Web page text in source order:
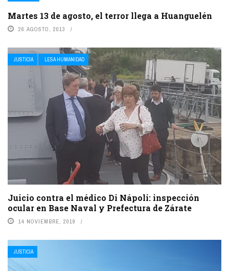
Martes 13 de agosto, el terror llega a Huanguelén
26 AGOSTO, 2013
JUSTICIA LESA HUMANIDAD
Juicio contra el médico Di Nápoli: inspección
ocular en Base Naval y Prefectura de Zárate
14 NOVIEMBRE, 2019
JUSTICIA